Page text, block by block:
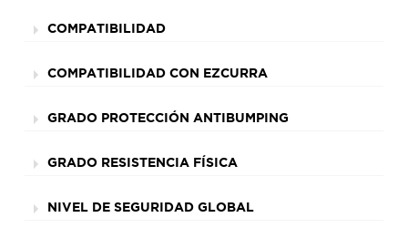
COMPATIBILIDAD
COMPATIBILIDAD CON EZCURRA
GRADO PROTECCIÓN ANTIBUMPING
GRADO RESISTENCIA FÍSICA
NIVEL DE SEGURIDAD GLOBAL